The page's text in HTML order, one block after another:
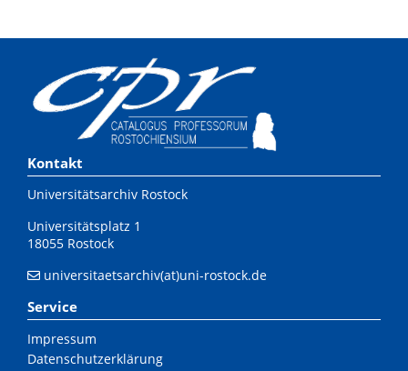
Kontakt
Universitätsarchiv Rostock
Universitätsplatz 1
18055 Rostock
universitaetsarchiv(at)uni-rostock.de
Service
Impressum
Datenschutzerklärung